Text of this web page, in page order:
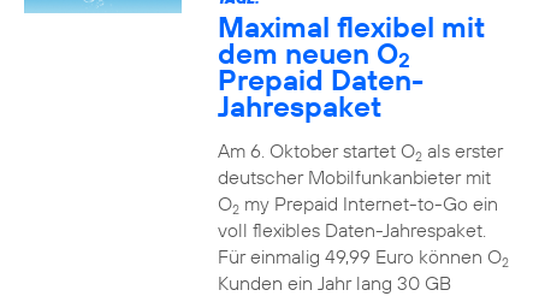
Maximal flexibel mit
dem neuen O2
Prepaid Daten-
Jahrespaket
Am 6. Oktober startet O2als erster
deutscher Mobilfunkanbieter mit
O2my Prepaid Internet-to-Go ein
voll flexibles Daten-Jahrespaket.
Für einmalig 49,99 Euro können O2
Kunden ein Jahr lang 30 GB